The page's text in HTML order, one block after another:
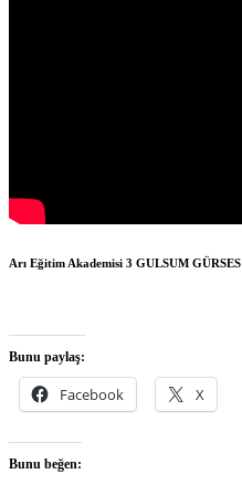
Arı Eğitim Akademisi 3 GULSUM GÜRSES
Bunu paylaş:
Facebook X
Bunu beğen: